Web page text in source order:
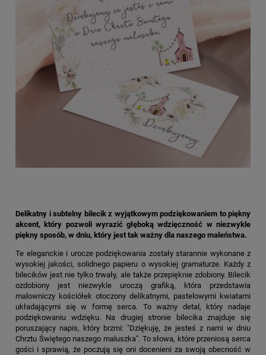
Delikatny i subtelny bilecik z wyjątkowym podziękowaniem to piękny
akcent, który pozwoli wyrazić głęboką wdzięczność w niezwykle
piękny sposób, w dniu, który jest tak ważny dla naszego maleństwa.
Te eleganckie i urocze podziękowania zostały starannie wykonane z
wysokiej jakości, solidnego papieru o wysokiej gramaturze. Każdy z
bilecików jest nie tylko trwały, ale także przepięknie zdobiony. Bilecik
ozdobiony jest niezwykle uroczą grafiką, która przedstawia
malowniczy kościółek otoczony delikatnymi, pastelowymi kwiatami
układającymi się w formę serca. To ważny detal, który nadaje
podziękowaniu wdzięku. Na drugiej stronie bilecika znajduje się
poruszający napis, który brzmi: "Dziękuję, że jesteś z nami w dniu
Chrztu Świętego naszego maluszka". To słowa, które przeniosą serca
gości i sprawią, że poczują się oni docenieni za swoją obecność w